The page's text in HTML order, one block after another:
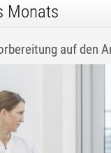
Monats
auf den